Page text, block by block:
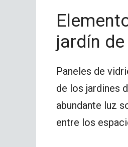
jardín
Paneles de
de los jardines
abundante luz
entre los